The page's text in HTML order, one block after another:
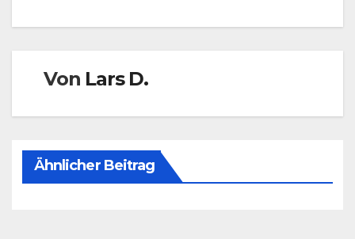
Von Lars D.
Ähnlicher Beitrag